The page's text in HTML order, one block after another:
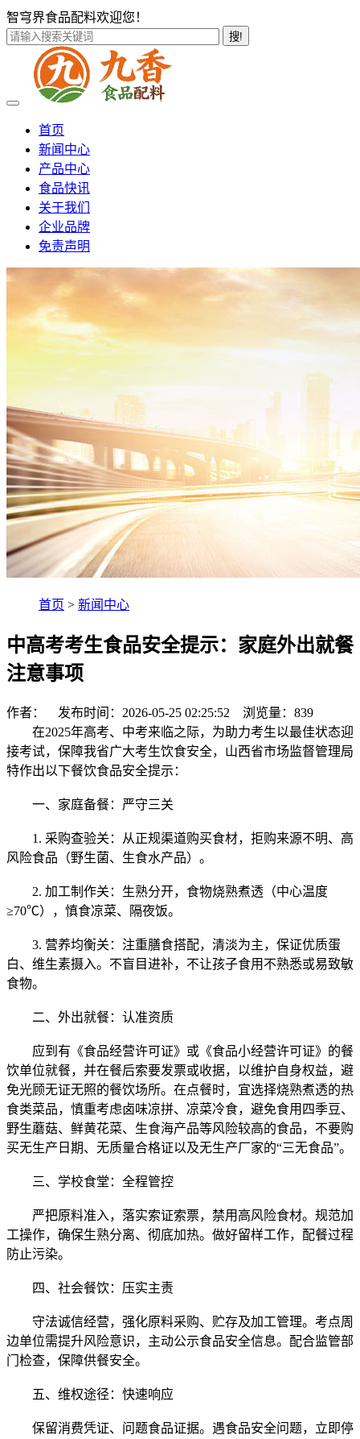
智穹界食品配料欢迎您！
搜!
首页
新闻中心
产品中心
食品快讯
关于我们
企业品牌
免责声明
首页 > 新闻中心
中高考考生食品安全提示：家庭外出就餐
注意事项
作者： 发布时间：2026-05-25 02:25:52 浏览量： 839
在2025年高考、中考来临之际，为助力考生以最佳状态迎
接考试，保障我省广大考生饮食安全，山西省市场监督管理局
特作出以下餐饮食品安全提示：
一、家庭备餐：严守三关
1. 采购查验关：从正规渠道购买食材，拒购来源不明、高
风险食品（野生菌、生食水产品）。
2. 加工制作关：生熟分开，食物烧熟煮透（中心温度
≥70℃），慎食凉菜、隔夜饭。
3. 营养均衡关：注重膳食搭配，清淡为主，保证优质蛋
白、维生素摄入。不盲目进补，不让孩子食用不熟悉或易致敏
食物。
二、外出就餐：认准资质
应到有《食品经营许可证》或《食品小经营许可证》的餐
饮单位就餐，并在餐后索要发票或收据，以维护自身权益，避
免光顾无证无照的餐饮场所。在点餐时，宜选择烧熟煮透的热
食类菜品，慎重考虑卤味凉拼、凉菜冷食，避免食用四季豆、
野生蘑菇、鲜黄花菜、生食海产品等风险较高的食品，不要购
买无生产日期、无质量合格证以及无生产厂家的“三无食品”。
三、学校食堂：全程管控
严把原料准入，落实索证索票，禁用高风险食材。规范加
工操作，确保生熟分离、彻底加热。做好留样工作，配餐过程
防止污染。
四、社会餐饮：压实主责
守法诚信经营，强化原料采购、贮存及加工管理。考点周
边单位需提升风险意识，主动公示食品安全信息。配合监管部
门检查，保障供餐安全。
五、维权途径：快速响应
保留消费凭证、问题食品证据。遇食品安全问题，立即停